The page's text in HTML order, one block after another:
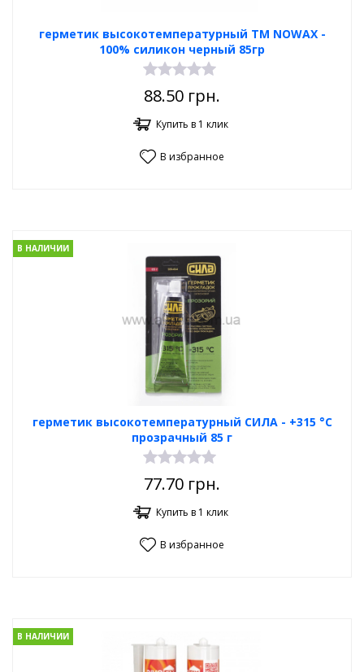
герметик высокотемпературный TM NOWAX -
100% силикон черный 85гр
88.50 грн.
Купить в 1 клик
В избранное
герметик высокотемпературный СИЛА - +315 °С
прозрачный 85 г
В НАЛИЧИИ
77.70 грн.
Купить в 1 клик
В избранное
В НАЛИЧИИ